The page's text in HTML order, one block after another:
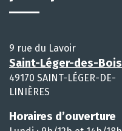
9 rue du Lavoir
Saint-Léger-des-Bois
49170 SAINT-LÉGER-DE-
LINIÈRES
Horaires d’ouverture